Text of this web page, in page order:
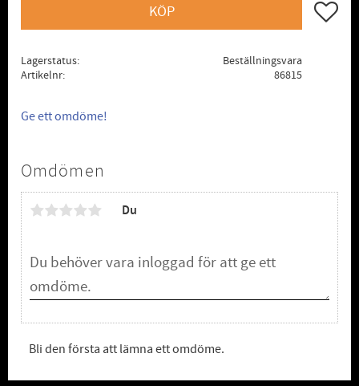
KÖP Lägg
Lagerstatus
Beställningsvara
Artikelnr
86815
Ge ett omdöme!
Omdömen
Du
Bli den första att lämna ett omdöme.